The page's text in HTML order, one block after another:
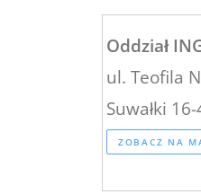
Oddział
ul. Teofila
Suwałki
ZOBACZ NA